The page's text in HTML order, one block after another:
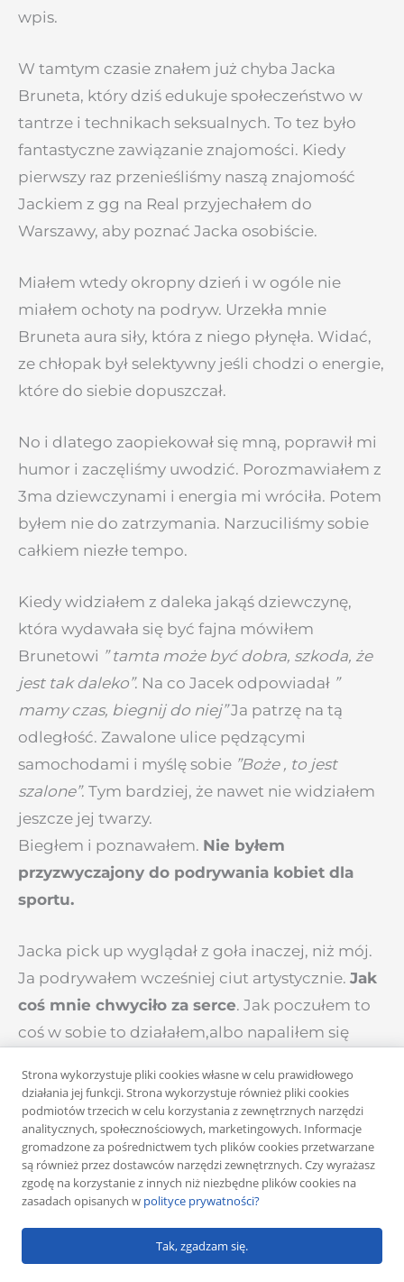
wpis.
W tamtym czasie znałem już chyba Jacka
Bruneta, który dziś edukuje społeczeństwo w
tantrze i technikach seksualnych. To tez było
fantastyczne zawiązanie znajomości. Kiedy
pierwszy raz przenieśliśmy naszą znajomość
Jackiem z gg na Real przyjechałem do
Warszawy, aby poznać Jacka osobiście.
Miałem wtedy okropny dzień i w ogóle nie
miałem ochoty na podryw. Urzekła mnie
Bruneta aura siły, która z niego płynęła. Widać,
ze chłopak był selektywny jeśli chodzi o energie,
które do siebie dopuszczał.
No i dlatego zaopiekował się mną, poprawił mi
humor i zaczęliśmy uwodzić. Porozmawiałem z
3ma dziewczynami i energia mi wróciła. Potem
byłem nie do zatrzymania. Narzuciliśmy sobie
całkiem niezłe tempo.
Kiedy widziałem z daleka jakąś dziewczynę,
która wydawała się być fajna mówiłem
Brunetowi ” tamta może być dobra, szkoda, że
jest tak daleko”. Na co Jacek odpowiadał ”
mamy czas, biegnij do niej”Ja patrzę na tą
odległość. Zawalone ulice pędzącymi
samochodami i myślę sobie ”Boże , to jest
szalone”. Tym bardziej, że nawet nie widziałem
jeszcze jej twarzy.
Biegłem i poznawałem. Nie byłem
przyzwyczajony do podrywania kobiet dla
sportu.
Jacka pick up wyglądał z goła inaczej, niż mój.
Ja podrywałem wcześniej ciut artystycznie. Jak
coś mnie chwyciło za serce. Jak poczułem to
coś w sobie to działałem,albo napaliłem się
podjąć działania. A nie tak, żeby najpierw
poznawać dziewczynę, potem zastanawiać się
co ona we mnie budzi. Ale przyznam, że to było
coś nowego i pamiętam to wyjście jako świetną
przygodę…
Strona wykorzystuje pliki cookies własne w celu prawidłowego
działania jej funkcji. Strona wykorzystuje również pliki cookies
podmiotów trzecich w celu korzystania z zewnętrznych narzędzi
analitycznych, społecznościowych, marketingowych. Informacje
gromadzone za pośrednictwem tych plików cookies przetwarzane
są również przez dostawców narzędzi zewnętrznych. Czy wyrażasz
zgodę na korzystanie z innych niż niezbędne plików cookies na
zasadach opisanych w polityce prywatności?
Tak, zgadzam się.